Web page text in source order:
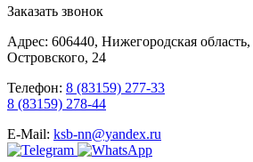
Заказать звонок
Адрес: 606440, Нижегородская область,
Островского, 24
Телефон: 8 (83159) 277-33
8 (83159) 278-44
E-Mail: ksb-nn@yandex.ru